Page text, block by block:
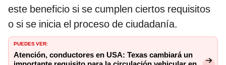
este beneficio si se cumplen ciertos requisitos
o si se inicia el proceso de ciudadanía.
PUEDES VER:
Atención, conductores en USA: Texas cambiará un